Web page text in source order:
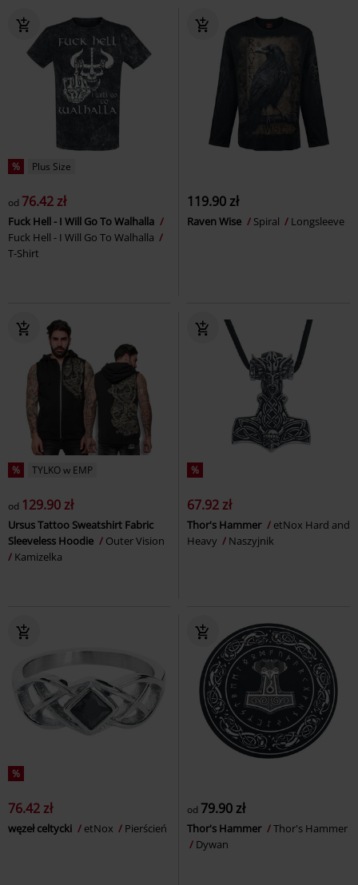
% Plus Size
od 76.42 zł
Fuck Hell - I Will Go To Walhalla
Fuck Hell - I Will Go To Walhalla
T-Shirt
119.90 zł
Raven Wise Spiral Longsleeve
% TYLKO w EMP
od 129.90 zł
Ursus Tattoo Sweatshirt Fabric
Sleeveless Hoodie
Outer Vision
Kamizelka
%
67.92 zł
Thor's Hammer
etNox Hard and
Heavy
Naszyjnik
%
76.42 zł
węzeł celtycki etNox Pierścień
od 79.90 zł
Thor's Hammer
Thor's Hammer
Dywan